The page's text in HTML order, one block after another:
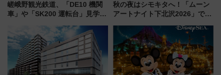
嵯峨野観光鉄道、「DE10 機関
車」や「SK200 運転台」見学ツ
トの一環で激レア体験できちゃ
うかも 参加方法やスケジュール
をご紹介
秋の夜はシモキタへ！「ムーン
アートナイト下北沢2026」でイ
を満喫しよう